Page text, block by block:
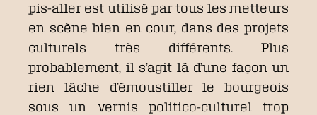
pis-aller est utilisé par tous les metteurs
en scène bien en cour, dans des projets
culturels très différents. Plus
probablement, il s’agit là d’une façon un
rien lâche d’émoustiller le bourgeois
sous un vernis politico-culturel trop